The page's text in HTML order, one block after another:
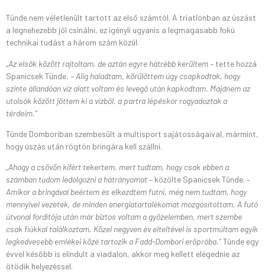
Tünde nem véletlenült tartott az első számtól. A triatlonban az úszást
a legnehezebb jól csinálni, ez igényli ugyanis a legmagasabb fokú
technikai tudást a három szám közül.
„Az elsők között rajtoltam, de aztán egyre hátrébb kerültem – tette hozzá
Spanicsek Tünde. – Alig haladtam, körülöttem úgy csapkodtak, hogy
szinte állandóan víz alatt voltam és levegő után kapkodtam. Majdnem az
utolsók között jöttem ki a vízből, a partra lépéskor rogyadoztak a
térdeim.”
Tünde Domboriban szembesült a multisport sajátosságaival, mármint,
hogy úszás után rögtön bringára kell szállni.
„Ahogy a csövön kifért tekertem, mert tudtam, hogy csak ebben a
számban tudom ledolgozni a hátrányomat – közölte Spanicsek Tünde. –
Amikor a bringával beértem és elkezdtem futni, még nem tudtam, hogy
mennyivel vezetek, de minden energiatartalékomat mozgósítottam. A futó
útvonal fordítója után már biztos voltam a győzelemben, mert szembe
csak fiúkkal találkoztam. Közel negyven év elteltével is sportmúltam egyik
legkedvesebb emlékei közé tartozik a Fadd-Dombori erőpróba.”Tünde egy
évvel később is elindult a viadalon, akkor meg kellett elégednie az
ötödik helyezéssel.